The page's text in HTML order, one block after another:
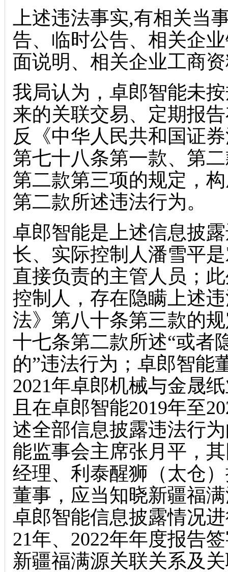
上述违法事实,有相关当
告、临时公告、相关企
面说明、相关企业工商
我局认为，卓郎智能未
来的关联交易、定期报
反《中华人民共和国证
第七十八条第一款、第
第二款第三项的规定，
第二款所述违法行为。
卓郎智能是上述信息披
长、实际控制人潘雪平
直接负责的主管人员；
控制人，存在隐瞒上述
法》第八十条第三款的
十七条第二款所述“或者
的”违法行为；卓郎智能
2021年卓郎机械与金晟
且在卓郎智能2019年至
述全部信息披露违法行
能监事会主席张月平，
经理、利泰醒狮（太仓
董事，应当知晓新疆福
卓郎智能信息披露情况
21年、2022年年度报告
新疆福满源关联关系及